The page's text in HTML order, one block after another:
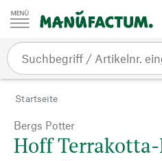
Zum Inhalt springen
Startseite
Bergs Potter
Hoff